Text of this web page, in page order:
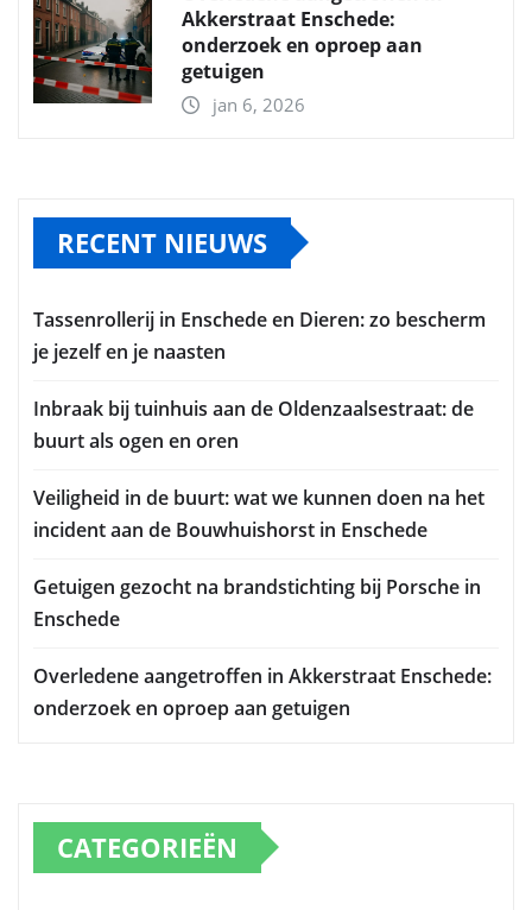
Akkerstraat Enschede:
onderzoek en oproep aan
getuigen
jan 6, 2026
RECENT NIEUWS
Tassenrollerij in Enschede en Dieren: zo bescherm
je jezelf en je naasten
Inbraak bij tuinhuis aan de Oldenzaalsestraat: de
buurt als ogen en oren
Veiligheid in de buurt: wat we kunnen doen na het
incident aan de Bouwhuishorst in Enschede
Getuigen gezocht na brandstichting bij Porsche in
Enschede
Overledene aangetroffen in Akkerstraat Enschede:
onderzoek en oproep aan getuigen
CATEGORIEËN